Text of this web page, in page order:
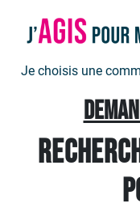
Je choisis une